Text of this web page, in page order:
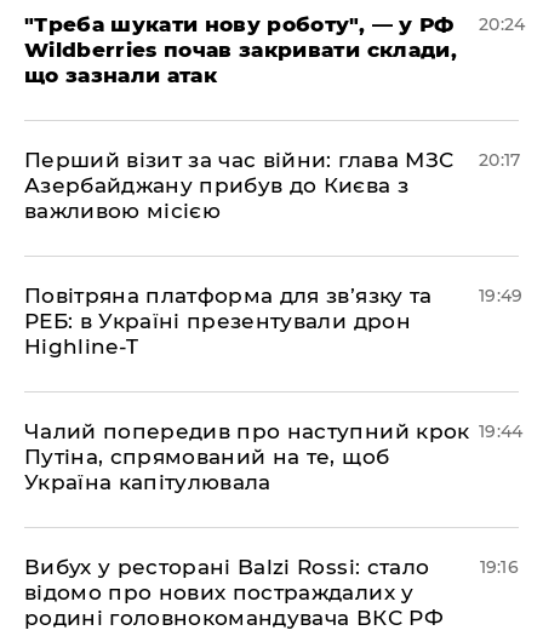
​"Треба шукати нову роботу", — у РФ
Wildberries почав закривати склади,
що зазнали атак
20:24
​Перший візит за час війни: глава МЗС
Азербайджану прибув до Києва з
важливою місією
20:17
​Повітряна платформа для зв’язку та
РЕБ: в Україні презентували дрон
Highline-T
19:49
​Чалий попередив про наступний крок
Путіна, спрямований на те, щоб
Україна капітулювала
19:44
​Вибух у ресторані Balzi Rossi: стало
відомо про нових постраждалих у
родині головнокомандувача ВКС РФ
19:16